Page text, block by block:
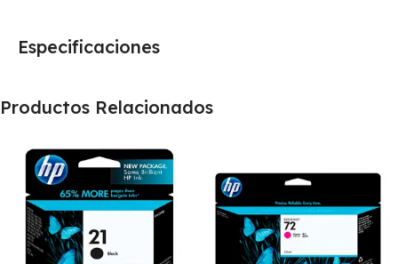
Especificaciones
Productos Relacionados